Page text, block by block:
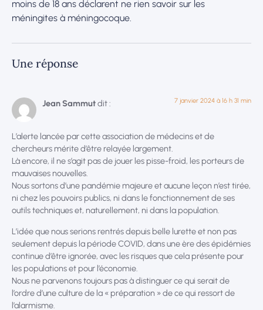
moins de 18 ans déclarent ne rien savoir sur les
méningites à méningocoque.
Une réponse
Jean Sammutdit : 7 janvier 2024 à 16 h 31 min
L’alerte lancée par cette association de médecins et de
chercheurs mérite d’être relayée largement.
Là encore, il ne s’agit pas de jouer les pisse-froid, les porteurs de
mauvaises nouvelles.
Nous sortons d’une pandémie majeure et aucune leçon n’est tirée,
ni chez les pouvoirs publics, ni dans le fonctionnement de ses
outils techniques et, naturellement, ni dans la population.
L’idée que nous serions rentrés depuis belle lurette et non pas
seulement depuis la période COVID, dans une ère des épidémies
continue d’être ignorée, avec les risques que cela présente pour
les populations et pour l’économie.
Nous ne parvenons toujours pas à distinguer ce qui serait de
l’ordre d’une culture de la « préparation » de ce qui ressort de
l’alarmisme.